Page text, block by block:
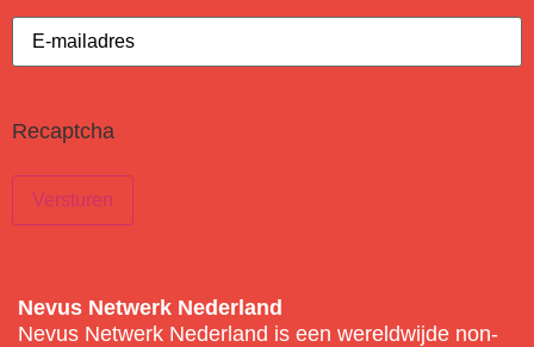
E-
mailadres(Vereist)
Recaptcha
Nevus Netwerk Nederland
Nevus Netwerk Nederland is een wereldwijde non-